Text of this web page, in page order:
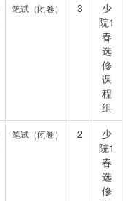
笔试（闭卷） 3
少
院1
春
选
修
课
程
组
笔试（闭卷） 2
少
院1
春
选
修